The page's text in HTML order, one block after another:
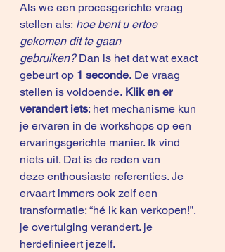
Als we een procesgerichte vraag
stellen als: hoe bent u ertoe
gekomen dit te gaan
gebruiken? Dan is het dat wat exact
gebeurt op 1 seconde. De vraag
stellen is voldoende. Klik en er
verandert iets: het mechanisme kun
je ervaren in de workshops op een
ervaringsgerichte manier. Ik vind
niets uit. Dat is de reden van
deze enthousiaste referenties. Je
ervaart immers ook zelf een
transformatie: “hé ik kan verkopen!”,
je overtuiging verandert. je
herdefinieert jezelf.